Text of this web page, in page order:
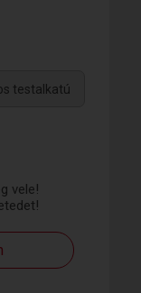
vele!
testalkatú